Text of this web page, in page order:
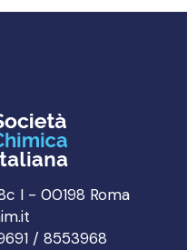
I - 00198 Roma
/ 8553968